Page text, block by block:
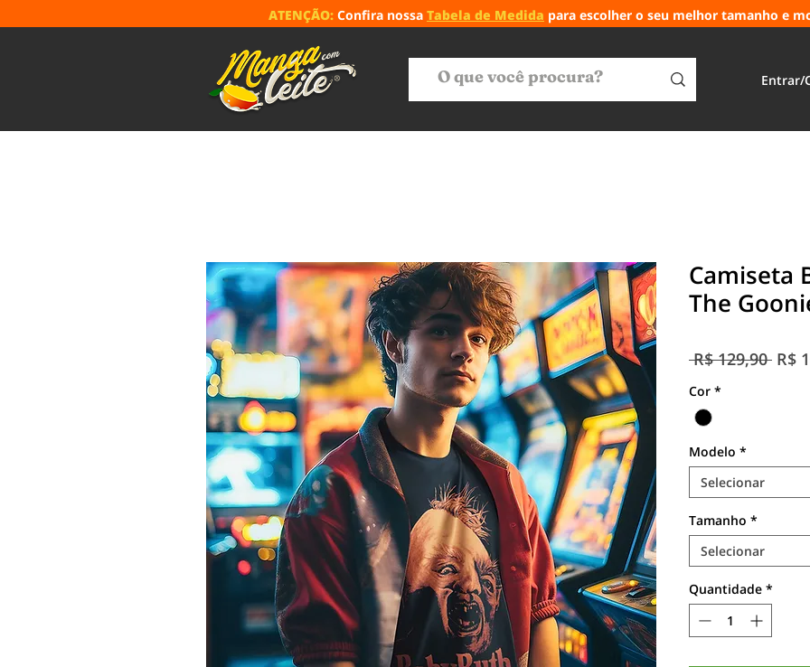
ATENÇÃO: Confira nossa Tabela de Medida para escolher o seu melhor tamanho e
Entrar/
Camiseta
The
R$ 129,90 R$
Cor *
Modelo *
Selecionar
Tamanho *
Selecionar
Quantidade *